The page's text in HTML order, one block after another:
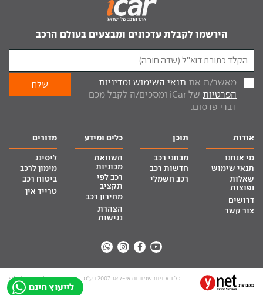
לייעוץ חינם
הירשמו לקבלת עדכונים ומבצעים בעולם הרכב
מאשר/ת את תנאי השימוש ומדיניות
הפרטיות
של iCar ומסכים/ה לקבל מכם
דברי פרסום.
אודות
מי אנחנו
תנאי שימוש
שאלות
נפוצות
דרושים
צור קשר
תוכן
מבחני רכב
חדשות רכב
רכב חשמלי
כלים ומידע
השוואת
מכוניות
רכב לפי
תקציב
מחירון רכב
הצהרת
נגישות
מדורים
ליסינג
מימון לרכב
ביטוח רכב
טרייד אין
כל הזכויות שמורות אי-קאר 2007 בע”מ site by tq.soft